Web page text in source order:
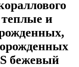
и
бежевый